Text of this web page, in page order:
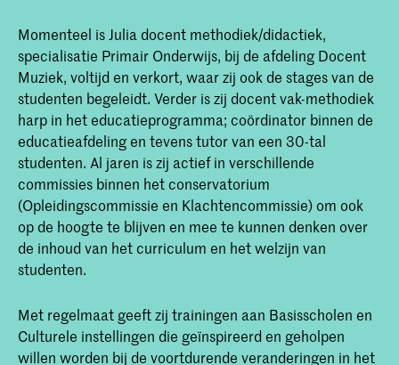
Momenteel is Julia docent methodiek/didactiek,
specialisatie Primair Onderwijs, bij de afdeling Docent
Muziek, voltijd en verkort, waar zij ook de stages van de
studenten begeleidt. Verder is zij docent vak-methodiek
harp in het educatieprogramma; coördinator binnen de
educatieafdeling en tevens tutor van een 30-tal
studenten. Al jaren is zij actief in verschillende
commissies binnen het conservatorium
(Opleidingscommissie en Klachtencommissie) om ook
op de hoogte te blijven en mee te kunnen denken over
de inhoud van het curriculum en het welzijn van
studenten.
Met regelmaat geeft zij trainingen aan Basisscholen en
Culturele instellingen die geïnspireerd en geholpen
willen worden bij de voortdurende veranderingen in het